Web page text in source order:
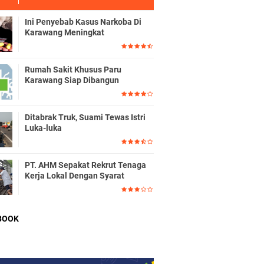
Ini Penyebab Kasus Narkoba Di
Karawang Meningkat
Rumah Sakit Khusus Paru
Karawang Siap Dibangun
Ditabrak Truk, Suami Tewas Istri
Luka-luka
PT. AHM Sepakat Rekrut Tenaga
Kerja Lokal Dengan Syarat